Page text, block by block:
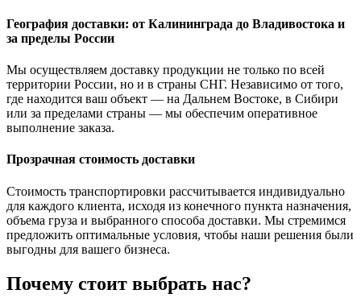
География доставки: от Калининграда до Владивостока и
за пределы России
Мы осуществляем доставку продукции не только по всей
территории России, но и в страны СНГ. Независимо от того,
где находится ваш объект — на Дальнем Востоке, в Сибири
или за пределами страны — мы обеспечим оперативное
выполнение заказа.
Прозрачная стоимость доставки
Стоимость транспортировки рассчитывается индивидуально
для каждого клиента, исходя из конечного пункта назначения,
объема груза и выбранного способа доставки. Мы стремимся
предложить оптимальные условия, чтобы наши решения были
выгодны для вашего бизнеса.
Почему стоит выбрать нас?